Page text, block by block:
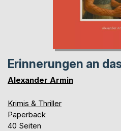
Erinnerungen an
Alexander Armin
Krimis & Thriller
Paperback
40 Seiten